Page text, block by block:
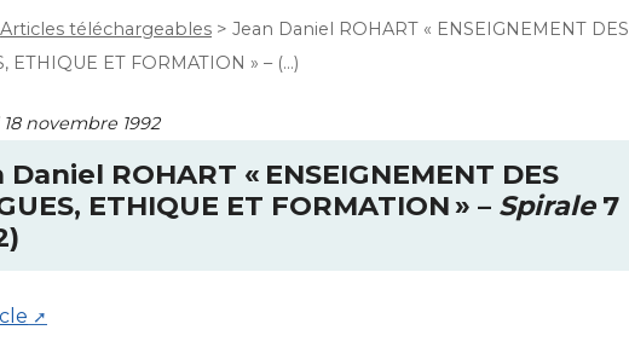
Articles téléchargeables > Jean Daniel ROHART « ENSEIGNEMENT DES
ETHIQUE ET FORMATION » – (…)
novembre 1992
Daniel ROHART « ENSEIGNEMENT DES
, ETHIQUE ET FORMATION» – Spirale7